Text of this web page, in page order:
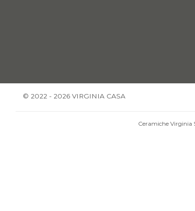
© 2022 - 2026 VIRGINIA CASA
Ceramiche Virginia